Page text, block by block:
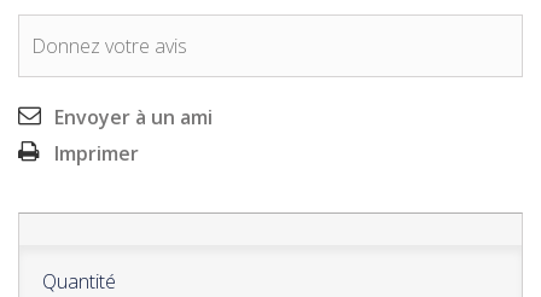
Donnez votre avis
Envoyer à un ami
Imprimer
Quantité